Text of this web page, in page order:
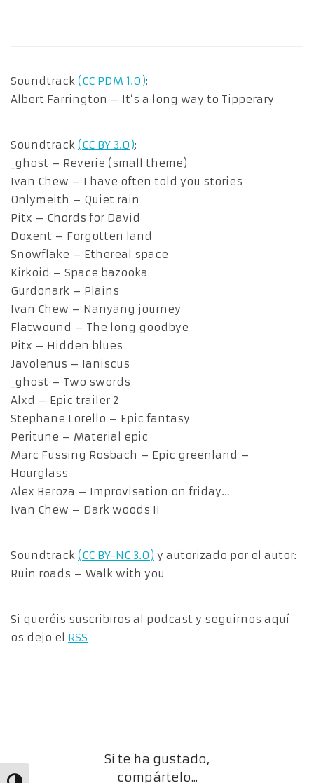
Soundtrack (CC PDM 1.0):
Albert Farrington – It’s a long way to Tipperary
Soundtrack (CC BY 3.0):
_ghost – Reverie (small theme)
Ivan Chew – I have often told you stories
Onlymeith – Quiet rain
Pitx – Chords for David
Doxent – Forgotten land
Snowflake – Ethereal space
Kirkoid – Space bazooka
Gurdonark – Plains
Ivan Chew – Nanyang journey
Flatwound – The long goodbye
Pitx – Hidden blues
Javolenus – Ianiscus
_ghost – Two swords
Alxd – Epic trailer 2
Stephane Lorello – Epic fantasy
Peritune – Material epic
Marc Fussing Rosbach – Epic greenland –
Hourglass
Alex Beroza – Improvisation on friday…
Ivan Chew – Dark woods II
Soundtrack (CC BY-NC 3.0) y autorizado por el autor:
Ruin roads – Walk with you
Si queréis suscribiros al podcast y seguirnos aquí
os dejo el RSS
Si te ha gustado,
compártelo...